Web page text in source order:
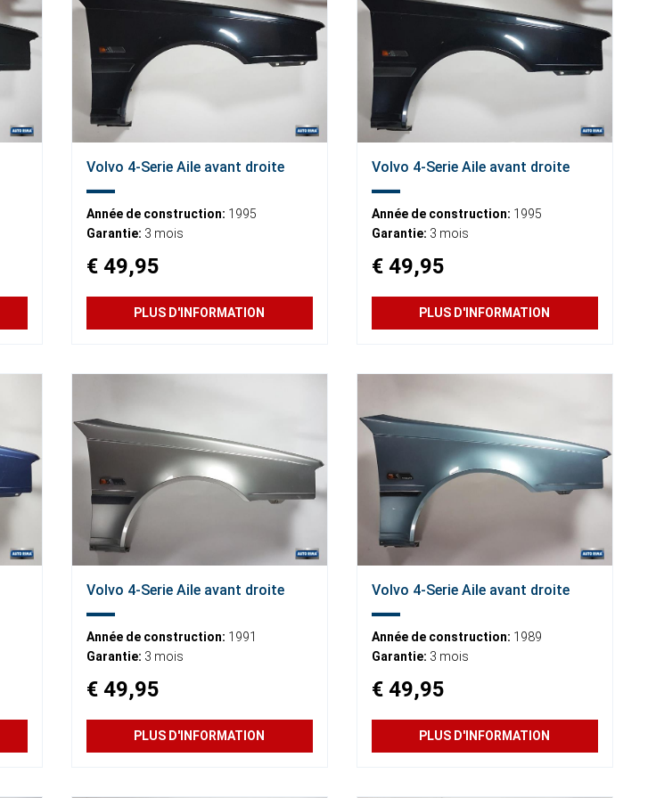
Volvo 4-Serie Aile avant droite
Année de construction: 1995
Garantie: 3 mois
€ 49,95
PLUS D'INFORMATION
Volvo 4-Serie Aile avant droite
Année de construction: 1995
Garantie: 3 mois
€ 49,95
PLUS D'INFORMATION
Volvo 4-Serie Aile avant droite
Année de construction: 1991
Garantie: 3 mois
€ 49,95
PLUS D'INFORMATION
Volvo 4-Serie Aile avant droite
Année de construction: 1989
Garantie: 3 mois
€ 49,95
PLUS D'INFORMATION